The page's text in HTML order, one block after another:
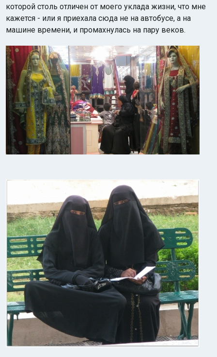
которой столь отличен от моего уклада жизни, что мне
кажется - или я приехала сюда не на автобусе, а на
машине времени, и промахнулась на пару веков.